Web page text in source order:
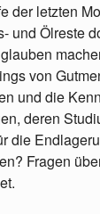
der letzten
und Ölreste
von
und die
deren
die
Fragen